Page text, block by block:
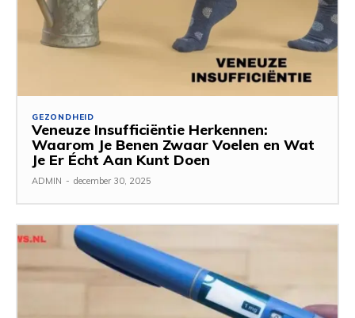
GEZONDHEID
Veneuze Insufficiëntie Herkennen:
Waarom Je Benen Zwaar Voelen en Wat
Je Er Écht Aan Kunt Doen
ADMIN - december 30, 2025